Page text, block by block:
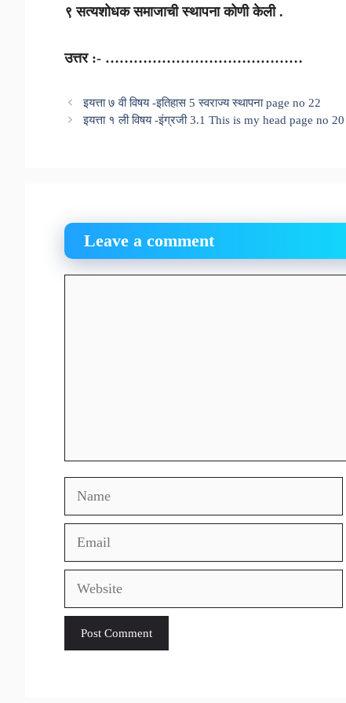
९ सत्यशोधक समाजाची स्थापना कोणी केली .
उत्तर :- ……………………………………
इयत्ता ७ वी विषय -इतिहास 5 स्वराज्य स्थापना page no 22
इयत्ता १ ली विषय -इंग्रजी 3.1 This is my head page no 20
Leave a comment
Name
Email
Website